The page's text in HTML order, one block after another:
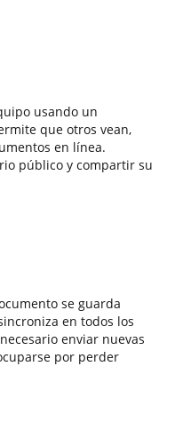
usando un
que otros vean,
en línea.
público y compartir su
se guarda
en todos los
enviar nuevas
por perder